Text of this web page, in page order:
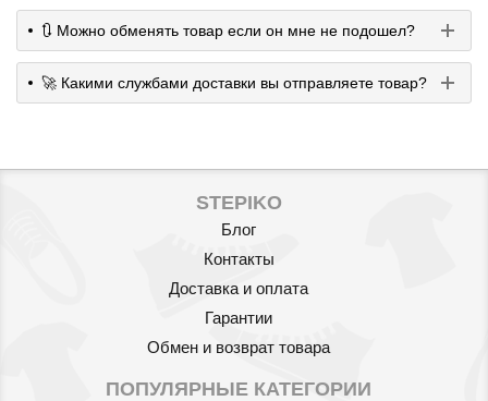
🔃 Можно обменять товар если он мне не подошел?
🚀 Какими службами доставки вы отправляете товар?
STEPIKO
Блог
Контакты
Доставка и оплата
Гарантии
Обмен и возврат товара
ПОПУЛЯРНЫЕ КАТЕГОРИИ